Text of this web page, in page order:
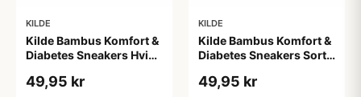
KILDE
Kilde Bambus Komfort &
Diabetes Sneakers Hvid
49,95 kr
KILDE
Kilde Bambus Komfort &
Diabetes Sneakers Sort
49,95 kr